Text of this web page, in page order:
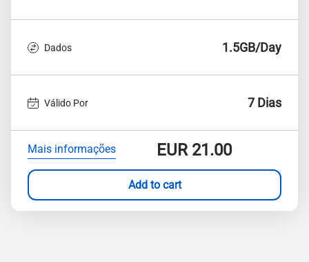
Dados 1.5GB/Day
Válido Por 7 Dias
Mais informações EUR21.00
Add to cart